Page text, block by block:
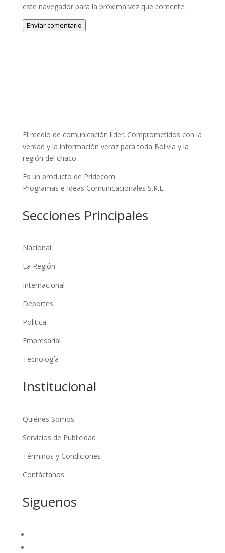
este navegador para la próxima vez que comente.
Enviar comentario
El medio de comunicación líder. Comprometidos con la
verdad y la información veraz para toda Bolivia y la
región del chaco.
Es un producto de Pridecom
Programas e Ideas Comunicacionales S.R.L.
Secciones Principales
Nacional
La Región
Internacional
Deportes
Politica
Empresarial
Tecnología
Institucional
Quiénes Somos
Servicios de Publicidad
Términos y Condiciones
Contáctanos
Siguenos